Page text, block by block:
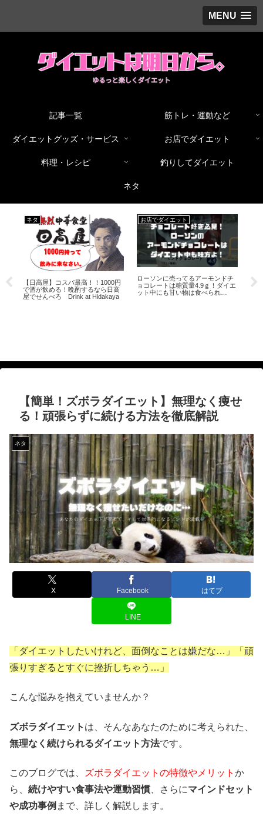
MENU
記事一覧 筋トレ・運動など
ダイエットグッズ・サービス お店でダイエット
料理・レシピ 釣りしてダイエット
ネタ
るアーモンドチ
量4.9ｇ！ダイエ
は食べられ
sold to
お店でダイエット
糖質制限ダイエット中の晩酌はフ
ァミレスのガストでせんべろし
ろ！ファミレス飲みのススメ
筋トレ・運動など
糖質制限とは？効果・食べ
もの悪いもの・筋トレは必
の？
【簡単！ズボラダイエット】無理なく痩せ
る！頑張らずに続ける方法を徹底解説
ネタ
X Facebook はてブ
LINE
「ダイエットしたいけれど、面倒なことは嫌だな…」「頑
張りすぎるとすぐに挫折しちゃう…」
こんな悩みを抱えていませんか？
ズボラダイエット は、そんなあなたのために考えられた、
無理なく続けられるダイエット方法です。
このブログでは、 ズボラダイエットの特徴やメリット か
ら、 続けやすい食事法や運動習慣 、さらにマインドセット
や成功事例 まで、詳しく解説します。